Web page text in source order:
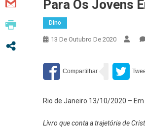
Para Os Jovens
Dino
13 De Outubro De 2020
Rio de Janeiro 13/10/2020 –
Livro que conta a trajetória de